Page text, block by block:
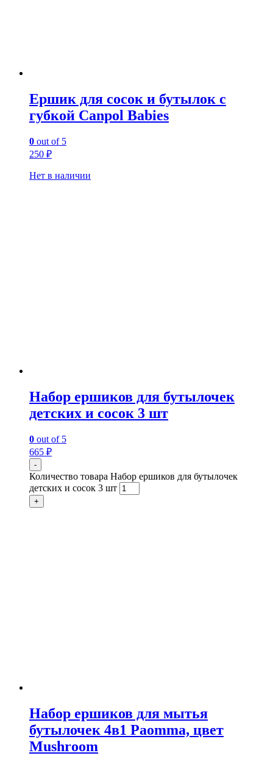
Ершик для сосок и бутылок с
губкой Canpol Babies
0 out of 5
250 ₽
Нет в наличии
Набор ершиков для бутылочек
детских и сосок 3 шт
0 out of 5
665 ₽
-
Количество товара Набор ершиков для бутылочек
детских и сосок 3 шт
+
Набор ершиков для мытья
бутылочек 4в1 Paomma, цвет
Mushroom